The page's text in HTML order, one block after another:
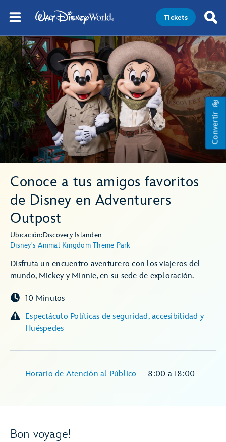
Tickets
Convertir
Conoce a tus amigos favoritos
de Disney en Adventurers
Outpost
Ubicación:Discovery Islanden
Disney's Animal Kingdom Theme Park
Disfruta un encuentro aventurero con los viajeros del
mundo, Mickey y Minnie, en su sede de exploración.
10 Minutos
Espectáculo Políticas de seguridad, accesibilidad y
Huéspedes
Horario de Atención al Público – 8:00 a 18:00
Bon voyage!